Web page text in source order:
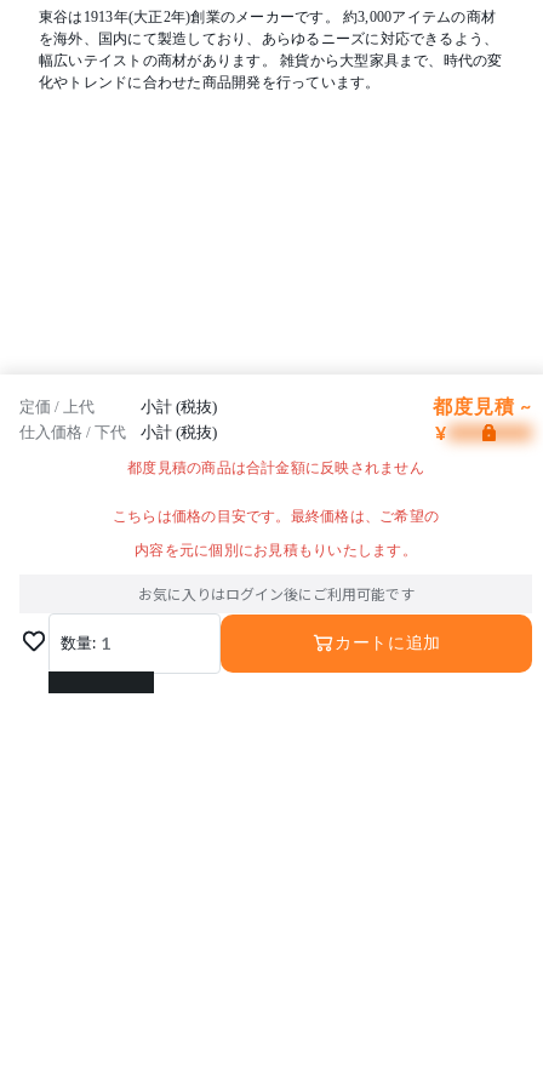
東谷は1913年(大正2年)創業のメーカーです。 約3,000アイテムの商材
を海外、国内にて製造しており、あらゆるニーズに対応できるよう、
幅広いテイストの商材があります。 雑貨から大型家具まで、時代の変
化やトレンドに合わせた商品開発を行っています。
定価 / 上代 小計 (税抜) 都度見積 ~
仕入価格 / 下代 小計 (税抜) ¥
都度見積の商品は合計金額に反映されません
こちらは価格の目安です。最終価格は、ご希望の
内容を元に個別にお見積もりいたします。
お気に入りはログイン後にご利用可能です
数量: 1
1
カートに追加